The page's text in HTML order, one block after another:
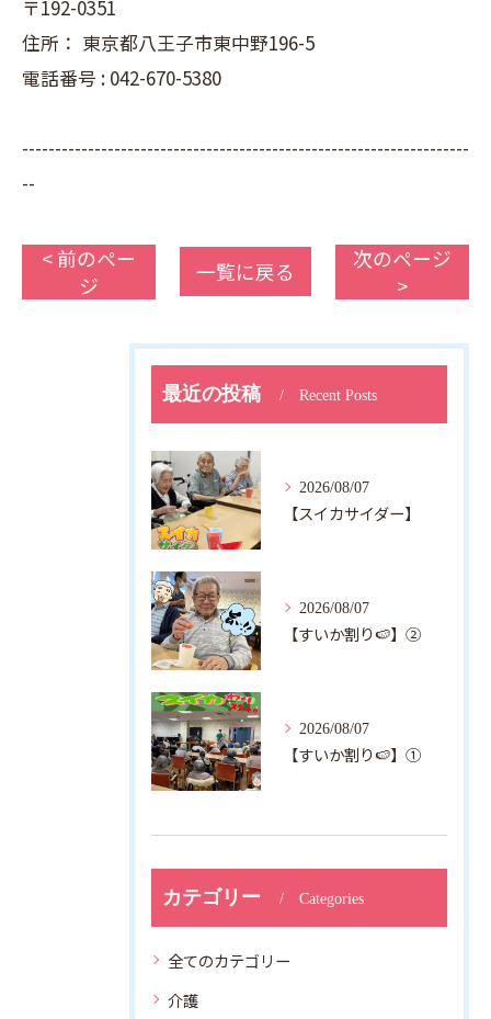
〒192-0351
住所： 東京都八王子市東中野196-5
電話番号 : 042-670-5380
--------------------------------------------------------------------
--
< 前のペー
ジ
一覧に戻る
次のページ
>
カテゴリー Categories
全てのカテゴリー
介護
最近の投稿 Recent Posts
2026/08/07
【スイカサイダー】
2026/08/07
【すいか割り🍉】②
2026/08/07
【すいか割り🍉】①